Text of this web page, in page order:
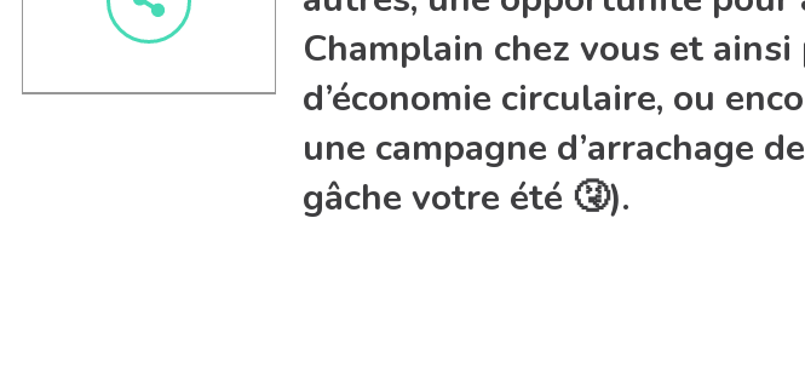
Champlain chez vous et
d’économie circulaire, ou
une campagne d’arrachage
gâche votre été 🤧).